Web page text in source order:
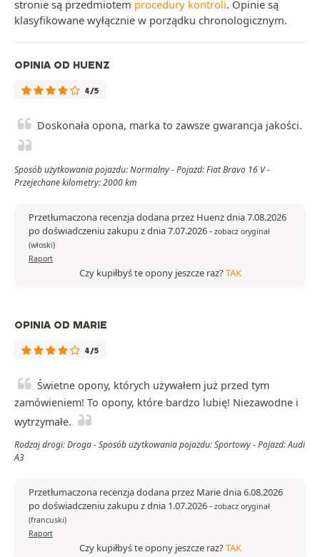
stronie są przedmiotem procedury kontroli. Opinie są
klasyfikowane wyłącznie w porządku chronologicznym.
OPINIA OD HUENZ
4/5
Doskonała opona, marka to zawsze gwarancja jakości.
Sposób użytkowania pojazdu: Normalny - Pojazd: Fiat Bravo 16 V -
Przejechane kilometry: 2000 km
Przetłumaczona recenzja dodana przez Huenz dnia 7.08.2026
po doświadczeniu zakupu z dnia 7.07.2026- zobacz oryginał
(włoski)
Raport
Czy kupiłbyś te opony jeszcze raz?TAK
OPINIA OD MARIE
4/5
Świetne opony, których używałem już przed tym
zamówieniem! To opony, które bardzo lubię! Niezawodne i
wytrzymałe.
Rodzaj drogi: Droga - Sposób użytkowania pojazdu: Sportowy - Pojazd: Audi
A3
Przetłumaczona recenzja dodana przez Marie dnia 6.08.2026
po doświadczeniu zakupu z dnia 1.07.2026- zobacz oryginał
(francuski)
Raport
Czy kupiłbyś te opony jeszcze raz?TAK